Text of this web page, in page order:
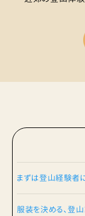
まずは登山経験者
服装を決める、登